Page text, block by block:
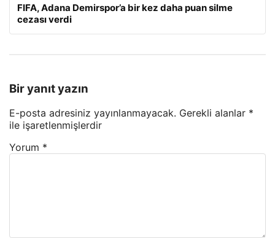
FIFA, Adana Demirspor’a bir kez daha puan silme
cezası verdi
Bir yanıt yazın
E-posta adresiniz yayınlanmayacak. Gerekli alanlar *
ile işaretlenmişlerdir
Yorum *